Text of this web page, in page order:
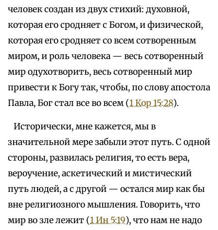
человек создан из двух стихий: духовной,
которая его сродняет с Богом, и физической,
которая его сродняет со всем сотворенным
миром, и роль человека — весь сотворенный
мир одухотворить, весь сотворенный мир
привести к Богу так, чтобы, по слову апостола
Павла, Бог стал все во всем (1 Кор 15:28).
Исторически, мне кажется, мы в
значительной мере забыли этот путь. С одной
стороны, развилась религия, то есть вера,
вероучение, аскетический и мистический
путь людей, а с другой — остался мир как бы
вне религиозного мышления. Говорить, что
мир во зле лежит (1 Ин 5:19), что нам не надо